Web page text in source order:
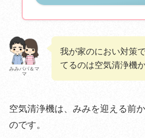
みみパパ＆マ
マ
我が家のにおい対策
てるのは空気清浄機か
空気清浄機は、みみを迎える前
のです。